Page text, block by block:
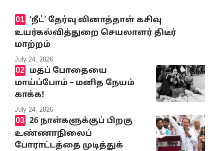
‘நீட்’ தேர்வு வினாத்தாள் கசிவு
உயர்கல்வித்துறை செயலாளர் திடீர்
மாற்றம்
July 24, 2026
மதப் போதையை
மாய்ப்போம் – மனித நேயம்
காக்க!
July 24, 2026
26 நாள்களுக்குப் பிறகு
உண்ணாநிலைப்
போராட்டத்தை முடித்துக்